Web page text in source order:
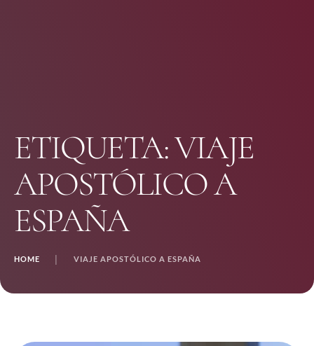
ETIQUETA:VIAJE
APOSTÓLICO A
ESPAÑA
HOME VIAJE APOSTÓLICO A ESPAÑA